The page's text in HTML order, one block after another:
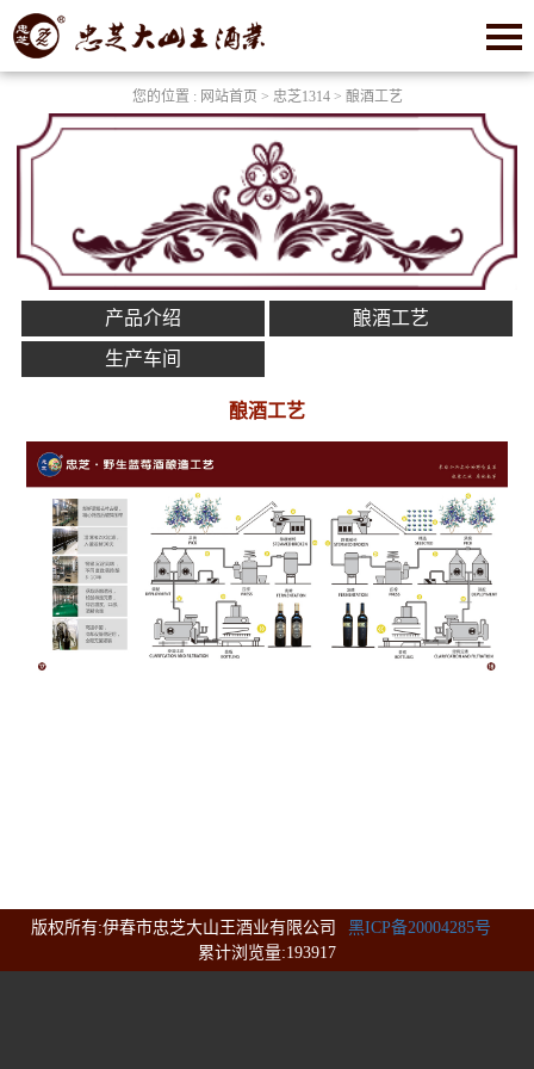
您的位置 : 网站首页 > 忠芝1314> 酿酒工艺
产品介绍
酿酒工艺
生产车间
酿酒工艺
版权所有:伊春市忠芝大山王酒业有限公司
黑ICP备20004285号
累计浏览量:193917